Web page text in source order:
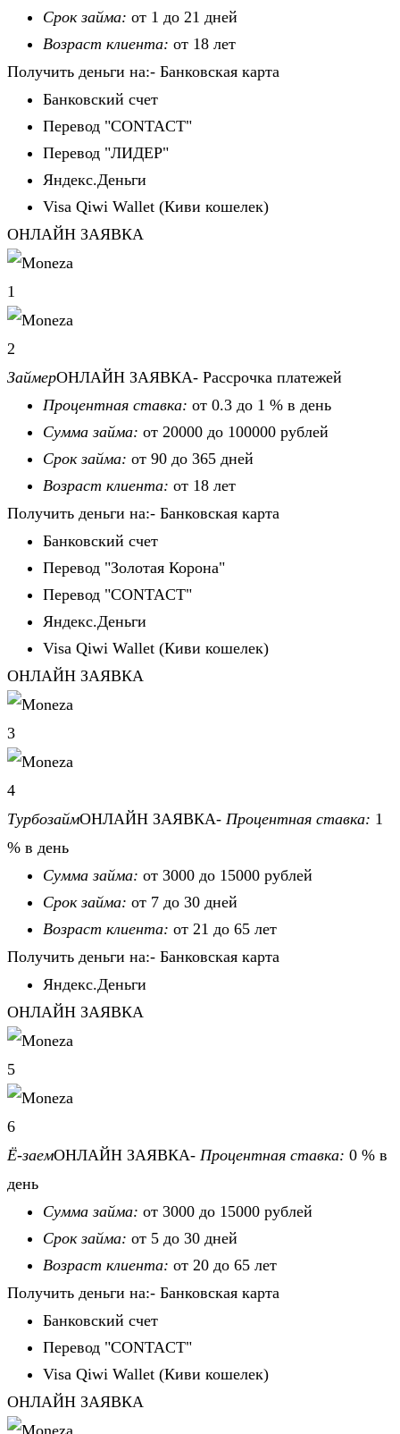
Срок займа: от 1 до 21 дней
Возраст клиента: от 18 лет
Получить деньги на:- Банковская карта
Банковский счет
Перевод "CONTACT"
Перевод "ЛИДЕР"
Яндекс.Деньги
Visa Qiwi Wallet (Киви кошелек)
ОНЛАЙН ЗАЯВКА
1
2
ЗаймерОНЛАЙН ЗАЯВКА- Рассрочка платежей
Процентная ставка: от 0.3 до 1 % в день
Сумма займа: от 20000 до 100000 рублей
Срок займа: от 90 до 365 дней
Возраст клиента: от 18 лет
Получить деньги на:- Банковская карта
Банковский счет
Перевод "Золотая Корона"
Перевод "CONTACT"
Яндекс.Деньги
Visa Qiwi Wallet (Киви кошелек)
ОНЛАЙН ЗАЯВКА
3
4
ТурбозаймОНЛАЙН ЗАЯВКА- Процентная ставка: 1
% в день
Сумма займа: от 3000 до 15000 рублей
Срок займа: от 7 до 30 дней
Возраст клиента: от 21 до 65 лет
Получить деньги на:- Банковская карта
Яндекс.Деньги
ОНЛАЙН ЗАЯВКА
5
6
Ё-заемОНЛАЙН ЗАЯВКА- Процентная ставка: 0 % в
день
Сумма займа: от 3000 до 15000 рублей
Срок займа: от 5 до 30 дней
Возраст клиента: от 20 до 65 лет
Получить деньги на:- Банковская карта
Банковский счет
Перевод "CONTACT"
Visa Qiwi Wallet (Киви кошелек)
ОНЛАЙН ЗАЯВКА